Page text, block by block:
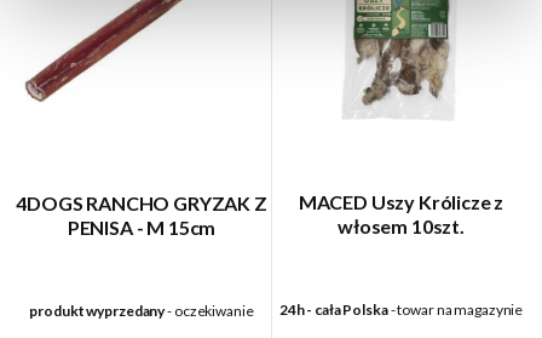
4DOGS RANCHO GRYZAK Z
PENISA - M 15cm
produkt wyprzedany- oczekiwanie
MACED Uszy Królicze z
włosem 10szt.
24h - cała Polska- towar na magazynie